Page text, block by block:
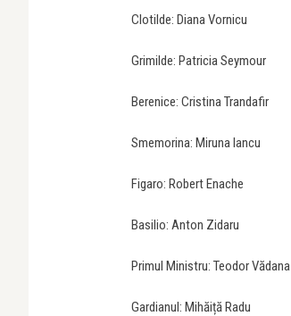
Clotilde: Diana Vornicu
Grimilde: Patricia Seymour
Berenice: Cristina Trandafir
Smemorina: Miruna Iancu
Figaro: Robert Enache
Basilio: Anton Zidaru
Primul Ministru: Teodor Vădana
Gardianul: Mihăiță Radu